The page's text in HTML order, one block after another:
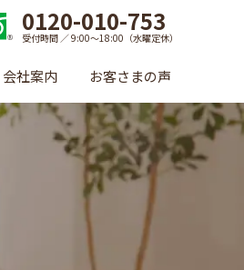
0120-010-753
受付時間 ／ 9:00〜18:00（水曜定休）
会社案内 お客さまの声